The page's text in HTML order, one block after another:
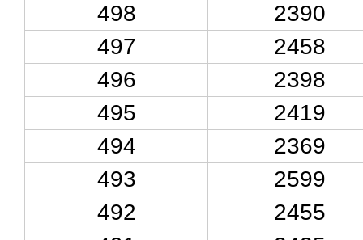
498
2390
497
2458
496
2398
495
2419
494
2369
493
2599
492
2455